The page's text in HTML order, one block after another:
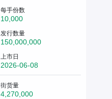
每手份数
10,000
发行数量
150,000,000
上市日
2026-06-08
街货量
4,270,000